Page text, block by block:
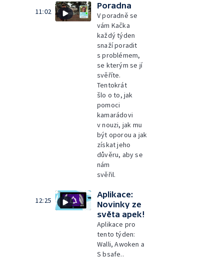
11:02
Poradna
V poradně se
vám Kačka
každý týden
snaží poradit
s problémem,
se kterým se jí
svěříte.
Tentokrát
šlo o to, jak
pomoci
kamarádovi
v nouzi, jak mu
být oporou a jak
získat jeho
důvěru, aby se
nám
svěřil.
12:25
Aplikace:
Novinky ze
světa apek!
Aplikace pro
tento týden:
Walli, Awoken a
S bsafe..